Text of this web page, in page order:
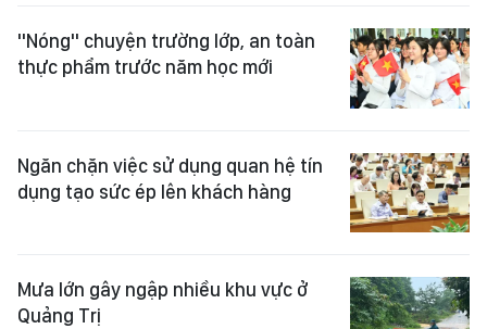
"Nóng" chuyện trường lớp, an toàn
thực phẩm trước năm học mới
Ngăn chặn việc sử dụng quan hệ tín
dụng tạo sức ép lên khách hàng
Mưa lớn gây ngập nhiều khu vực ở
Quảng Trị